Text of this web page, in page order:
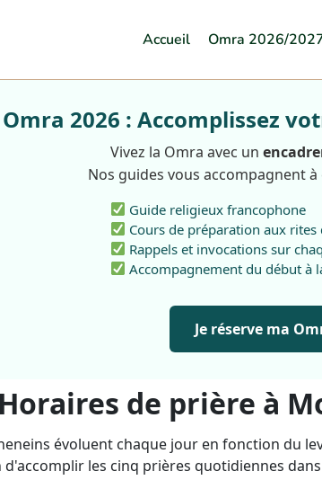
Accueil Omra 2026/
Omra 2026 : Accomplissez
Vivez la Omra avec un
Nos guides vous accompagnent
Guide religieux francophone
Cours de préparation aux rites
Rappels et invocations sur
Accompagnement du début à
Je réserve ma
Horaires de prière à
évoluent chaque jour en fonction du
les cinq prières quotidiennes